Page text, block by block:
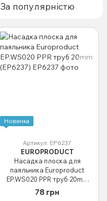
За популярністю
Новинка
Артикул: EP6237
EUROPRODUCT
Насадка плоска для
паяльника Europroduct
EP.WS020 PPR труб 20mm
(EP6237)
78 грн